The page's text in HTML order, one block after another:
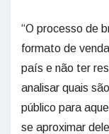
“O processo de
formato de
país e não ter
analisar quais
público para
se aproximar